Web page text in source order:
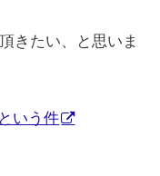
きたい、と思いま
いう件